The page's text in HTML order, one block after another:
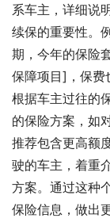
系车主，详细说
续保的重要性。
期，今年的保险
保障项目]，保费
根据车主过往的
的保险方案，如
推荐包含更高额
驶的车主，着重
方案。通过这种
保险信息，做出